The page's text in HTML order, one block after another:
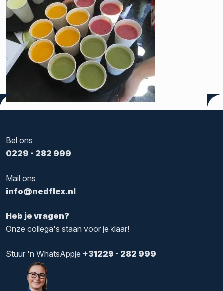
Heb je vragen?
Onze collega's staan voor je klaar!
Bel ons
0229 - 282 999
Mail ons
info@nedflex.nl
Stuur 'n WhatsAppje +31229 - 282 999